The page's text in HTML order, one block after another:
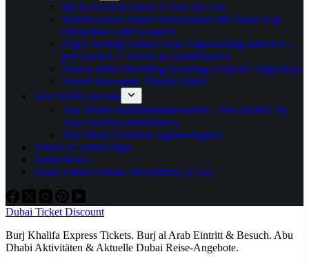
Mit Kindern in Dubai Urlaub machen
Wüsten-Safari Dubai Wüstensafari mit Allrad Jeep
Quad-Bikes und Scootern
Segel-Ausflug Dubai Creek Angelausflug Jumeirah –
jetzt buchen – Tickets & Eintrittskarten
Tickets Dubai Rundflug Seawings Airplane Flug Show
Tickets Waterpark Atlantis Dubai
Abu Dhabi Specials
Abu Dhabi Stadtrundfahrt buchen / Abu Dhabi City
Tour Tickets Eintrittskarten
Abu Dhabi Premium Sightseeingtour
Videos & Dubai-Tipps
Dubai News
Dubai Oman Emirate Reiseführer (VAE)
Dubai Ticket Discount
Burj Khalifa Express Tickets. Burj al Arab Eintritt & Besuch. Abu
Dhabi Aktivitäten & Aktuelle Dubai Reise-Angebote.